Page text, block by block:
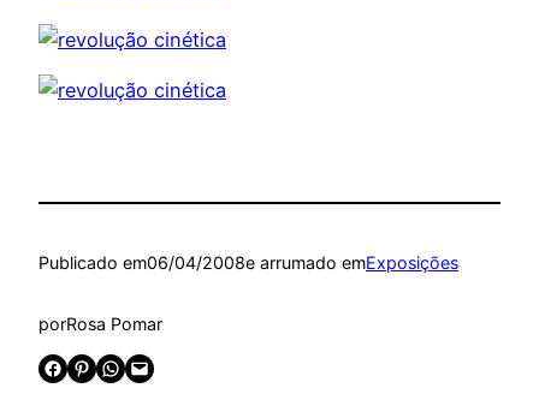
Publicado em06/04/2008e arrumado emExposições
porRosa Pomar
Share on Facebook Share on Pinterest Share on WhatsApp Email this Page